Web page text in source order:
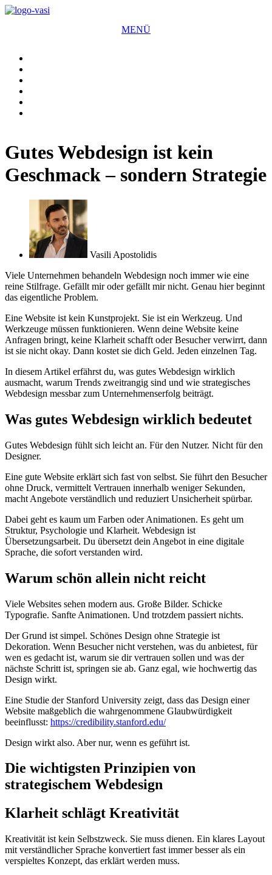
Zum
MENÜ
Gutes Webdesign ist kein
Geschmack – sondern Strategie
Vasili Apostolidis
Viele Unternehmen behandeln Webdesign noch immer wie eine
reine Stilfrage. Gefällt mir oder gefällt mir nicht. Genau hier beginnt
das eigentliche Problem.
Eine Website ist kein Kunstprojekt. Sie ist ein Werkzeug. Und
Werkzeuge müssen funktionieren. Wenn deine Website keine
Anfragen bringt, keine Klarheit schafft oder Besucher verwirrt, dann
ist sie nicht okay. Dann kostet sie dich Geld. Jeden einzelnen Tag.
In diesem Artikel erfährst du, was gutes Webdesign wirklich
ausmacht, warum Trends zweitrangig sind und wie strategisches
Webdesign messbar zum Unternehmenserfolg beiträgt.
Was gutes Webdesign wirklich bedeutet
Gutes Webdesign fühlt sich leicht an. Für den Nutzer. Nicht für den
Designer.
Eine gute Website erklärt sich fast von selbst. Sie führt den Besucher
ohne Druck, vermittelt Vertrauen innerhalb weniger Sekunden,
macht Angebote verständlich und reduziert Unsicherheit spürbar.
Dabei geht es kaum um Farben oder Animationen. Es geht um
Struktur, Psychologie und Klarheit. Webdesign ist
Übersetzungsarbeit. Du übersetzt dein Angebot in eine digitale
Sprache, die sofort verstanden wird.
Warum schön allein nicht reicht
Viele Websites sehen modern aus. Große Bilder. Schicke
Typografie. Sanfte Animationen. Und trotzdem passiert nichts.
Der Grund ist simpel. Schönes Design ohne Strategie ist
Dekoration. Wenn Besucher nicht verstehen, was du anbietest, für
wen es gedacht ist, warum sie dir vertrauen sollen und was der
nächste Schritt ist, springen sie ab. Ganz egal, wie hochwertig das
Design wirkt.
Eine Studie der Stanford University zeigt, dass das Design einer
Website maßgeblich die wahrgenommene Glaubwürdigkeit
beeinflusst: https://credibility.stanford.edu/
Design wirkt also. Aber nur, wenn es geführt ist.
Die wichtigsten Prinzipien von
strategischem Webdesign
Klarheit schlägt Kreativität
Kreativität ist kein Selbstzweck. Sie muss dienen. Ein klares Layout
mit verständlicher Sprache konvertiert fast immer besser als ein
verspieltes Konzept, das erklärt werden muss.